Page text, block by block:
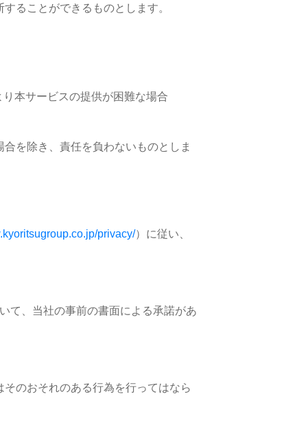
ることができるものとします。
本サービスの提供が困難な場合
を除き、責任を負わないものとしま
privacy/）に従い、
て、当社の事前の書面による承諾があ
のおそれのある行為を行ってはなら